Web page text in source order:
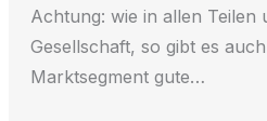
Achtung: wie in allen Teilen
Gesellschaft, so gibt es
Marktsegment gute…